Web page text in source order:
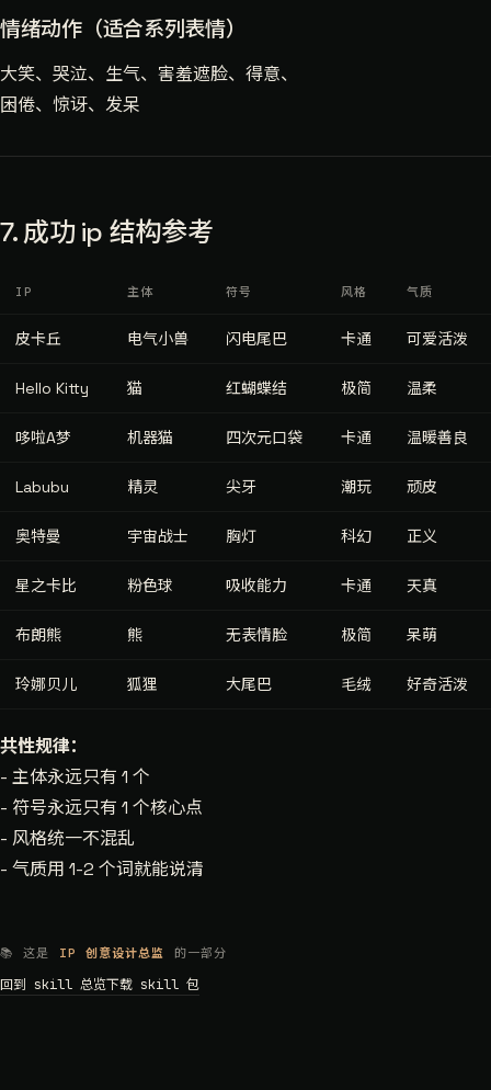
情绪动作（适合系列表情）
大笑、哭泣、生气、害羞遮脸、得意、
困倦、惊讶、发呆
7. 成功 ip 结构参考
IP 主体 符号 风格 气质
皮卡丘 电气小兽 闪电尾巴 卡通 可爱活泼
Hello Kitty 猫 红蝴蝶结 极简 温柔
哆啦A梦 机器猫 四次元口袋 卡通 温暖善良
Labubu 精灵 尖牙 潮玩 顽皮
奥特曼 宇宙战士 胸灯 科幻 正义
星之卡比 粉色球 吸收能力 卡通 天真
布朗熊 熊 无表情脸 极简 呆萌
玲娜贝儿 狐狸 大尾巴 毛绒 好奇活泼
共性规律：
- 主体永远只有 1 个
- 符号永远只有 1 个核心点
- 风格统一不混乱
- 气质用 1-2 个词就能说清
📚 这是 IP 创意设计总监 的一部分
回到 skill 总览下载 skill 包